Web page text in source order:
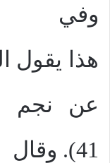
وفي
هذا يقول
41). وقال